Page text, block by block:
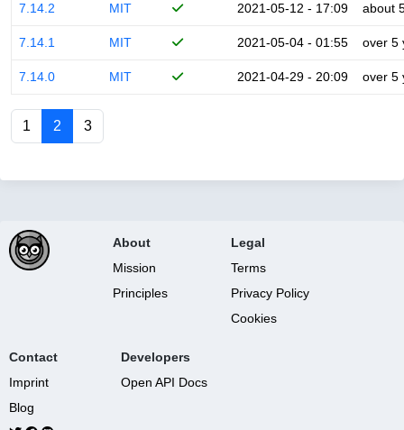
7.14.2 MIT 2021-05-12 - 17:09 about
7.14.1 MIT 2021-05-04 - 01:55 over 5
7.14.0 MIT 2021-04-29 - 20:09 over 5
1 2 3
About
Mission
Principles
Legal
Terms
Privacy Policy
Cookies
Contact
Imprint
Blog
Developers
Open API Docs